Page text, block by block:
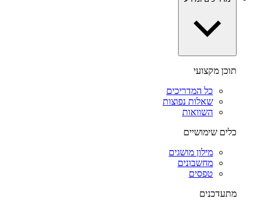
תוכן מקצועי
כל המדריכים
שאלות נפוצות
השוואות
כלים שימושיים
מילון מושגים
מחשבונים
טפסים
מתעדכנים